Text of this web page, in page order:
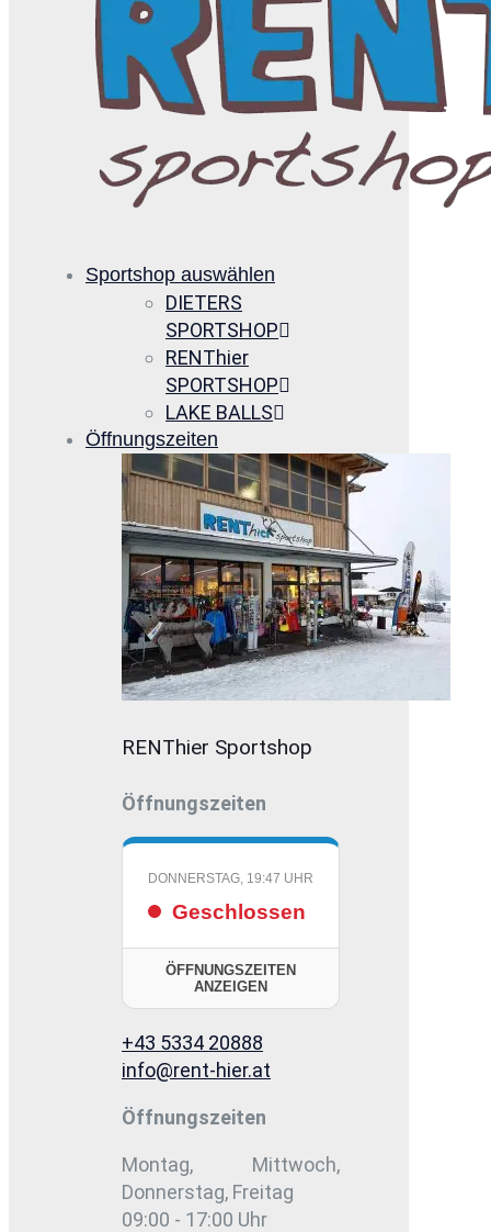
Sportshop auswählen
DIETERS
SPORTSHOP
RENThier
SPORTSHOP
LAKE BALLS
Öffnungszeiten
RENThier Sportshop
Öffnungszeiten
DONNERSTAG, 19:47 UHR
Geschlossen
ÖFFNUNGSZEITEN
ANZEIGEN
+43 5334 20888
info@rent-hier.at
Öffnungszeiten
Montag, Mittwoch,
Donnerstag, Freitag
09:00 - 17:00 Uhr